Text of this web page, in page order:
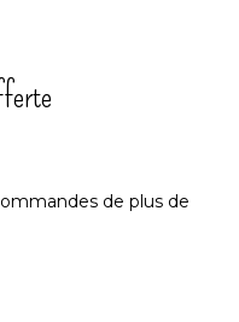
de plus de